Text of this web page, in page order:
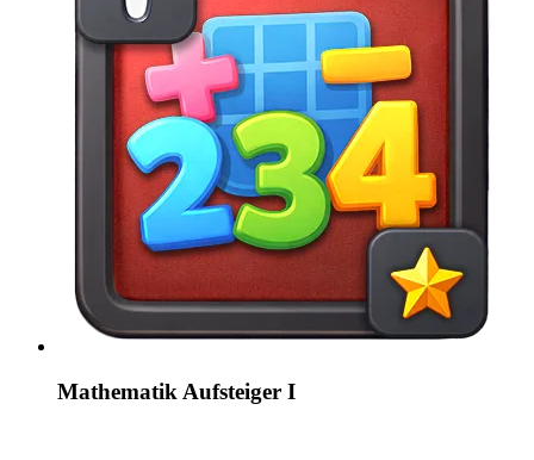
Mathematik Aufsteiger I